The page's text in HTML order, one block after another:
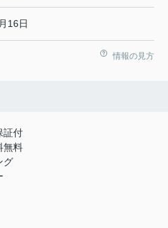
16日
情報の見方
証付
無料
グ